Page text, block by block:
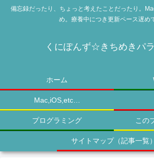
備忘録だったり、ちょっと考えたことだったり。
め。療養中につき更新ペース遅め
くにぽんず☆きちめきパ
ホーム
Mac,iOS,etc…
プログラミング この
サイトマップ（記事一覧）